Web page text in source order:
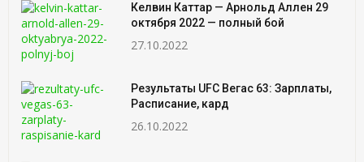
Келвин Каттар — Арнольд Аллен 29
октября 2022 — полный бой
27.10.2022
Результаты UFC Вегас 63: Зарплаты,
Расписание, кард
26.10.2022